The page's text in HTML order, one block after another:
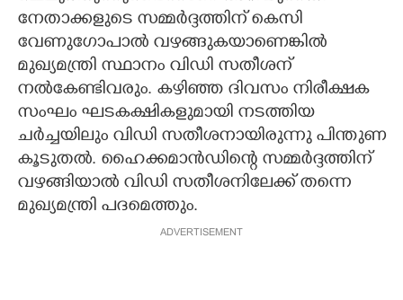
നേതാക്കളുടെ സമ്മർദ്ദത്തിന് കെസി
വേണുഗോപാൽ വഴങ്ങുകയാണെങ്കിൽ
മുഖ്യമന്ത്രി സ്ഥാനം വിഡി സതീശന്
നൽകേണ്ടിവരും. കഴിഞ്ഞ ദിവസം നിരീക്ഷക
സംഘം ഘടകക്ഷികളുമായി നടത്തിയ
ചർച്ചയിലും വിഡി സതീശനായിരുന്നു പിന്തുണ
കൂടുതൽ. ഹൈക്കമാൻഡിന്റെ സമ്മർദ്ദത്തിന്
വഴങ്ങിയാൽ വിഡി സതീശനിലേക്ക് തന്നെ
മുഖ്യമന്ത്രി പദമെത്തും.
ADVERTISEMENT